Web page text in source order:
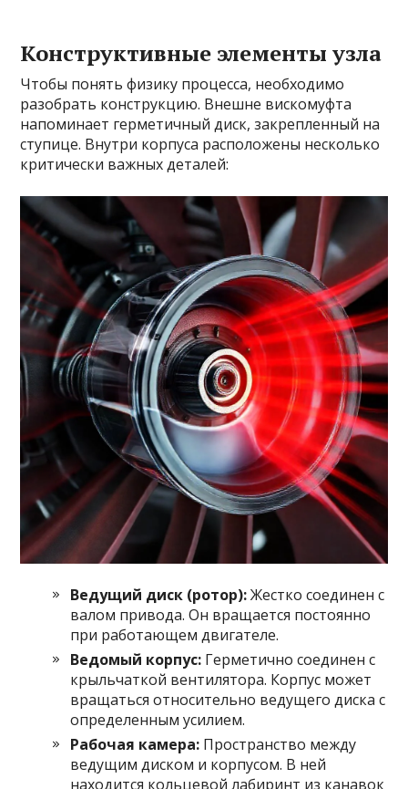
Конструктивные элементы узла
Чтобы понять физику процесса, необходимо
разобрать конструкцию. Внешне вискомуфта
напоминает герметичный диск, закрепленный на
ступице. Внутри корпуса расположены несколько
критически важных деталей:
Ведущий диск (ротор):Жестко соединен с
валом привода. Он вращается постоянно
при работающем двигателе.
Ведомый корпус: Герметично соединен с
крыльчаткой вентилятора. Корпус может
вращаться относительно ведущего диска с
определенным усилием.
Рабочая камера: Пространство между
ведущим диском и корпусом. В ней
находится кольцевой лабиринт из канавок